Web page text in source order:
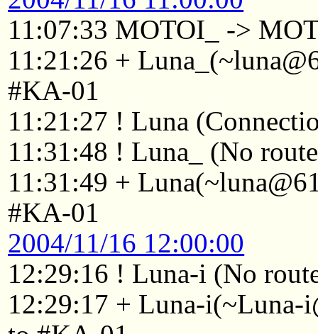
11:07:33 MOTOI_ ->
11:21:26 +
#KA-01
11:21:27 ! Luna
11:31:48 ! Luna_ (No
11:31:49 +
#KA-01
2004/11/16 12:00:00
12:29:16 ! Luna-i (No
12:29:17 + Luna-i(~Luna-